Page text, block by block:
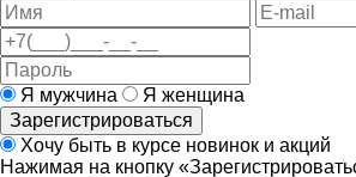
Я мужчина
Я женщина
Зарегистрироваться
Хочу быть в курсе новинок и акций
Нажимая на кнопку